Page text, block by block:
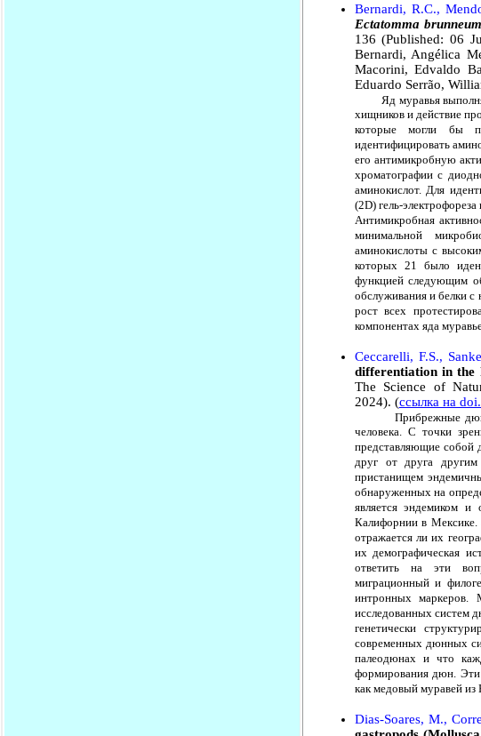
Bernardi, R.C.,
Ectatomma brunneum
136 (Published: 06
Bernardi, Angélica
Macorini, Edvaldo
Eduardo Serrão,
Яд муравья
хищников и действие
которые могли бы
идентифицировать
его антимикробную
хроматографии с
аминокислот. Для
(2D) гель-
Антимикробная
минимальной
аминокислоты с
которых 21 было
функцией следующим
обслуживания и белки с
рост всех
компонентах яда
Ceccarelli, F.S.,
differentiation in the
The Science of
2024). (ссылка на
Прибрежные дюны —
человека. С точки
представляющие собой
друг от друга
пристанищем
обнаруженных на
является эндемиком
Калифорнии в Мексике.
отражается ли их
их демографическая
ответить на эти
миграционный и
интронных
исследованных систем
генетически
современных дюнных
палеодюнах и что
формирования дюн. Эти
как медовый муравей
Dias-Soares, M.,